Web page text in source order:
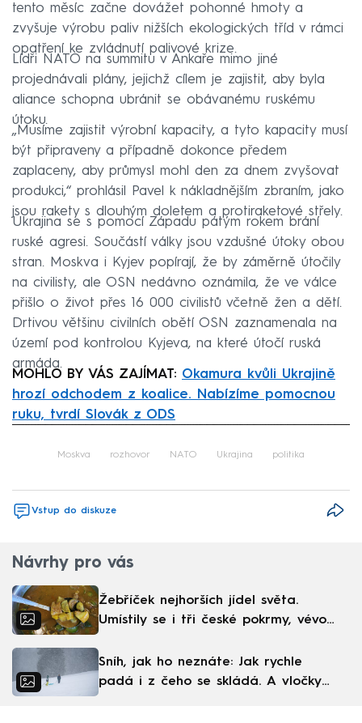
tento měsíc začne dovážet pohonné hmoty a
zvyšuje výrobu paliv nižších ekologických tříd v rámci
opatření ke zvládnutí palivové krize.
Lídři NATO na summitu v Ankaře mimo jiné
projednávali plány, jejichž cílem je zajistit, aby byla
aliance schopna ubránit se obávanému ruskému
útoku.
„Musíme zajistit výrobní kapacity, a tyto kapacity musí
být připraveny a případně dokonce předem
zaplaceny, aby průmysl mohl den za dnem zvyšovat
produkci,“ prohlásil Pavel k nákladnějším zbraním, jako
jsou rakety s dlouhým doletem a protiraketové střely.
Ukrajina se s pomocí Západu pátým rokem brání
ruské agresi. Součástí války jsou vzdušné útoky obou
stran. Moskva i Kyjev popírají, že by záměrně útočily
na civilisty, ale OSN nedávno oznámila, že ve válce
přišlo o život přes 16 000 civilistů včetně žen a dětí.
Drtivou většinu civilních obětí OSN zaznamenala na
území pod kontrolou Kyjeva, na které útočí ruská
armáda.
MOHLO BY VÁS ZAJÍMAT: Okamura kvůli Ukrajině
hrozí odchodem z koalice. Nabízíme pomocnou
ruku, tvrdí Slovák z ODS
Moskva rozhovor NATO Ukrajina politika
Vstup do diskuze
Návrhy pro vás
Žebříček nejhorších jídel světa.
Umístily se i tři české pokrmy, vévodí
Sníh, jak ho neznáte: Jak rychle
padá i z čeho se skládá. A vločky